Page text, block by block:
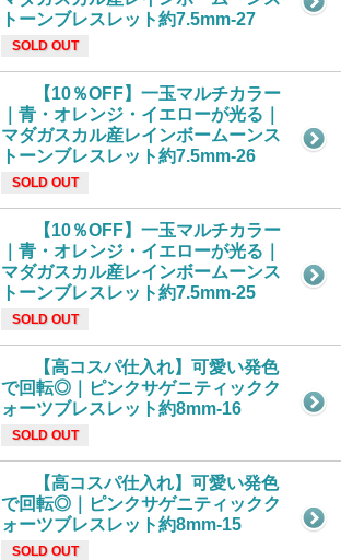
トーンブレスレット約7.5mm-27
SOLD OUT
【10％OFF】一玉マルチカラー
｜青・オレンジ・イエローが光る｜
マダガスカル産レインボームーンス
トーンブレスレット約7.5mm-26
SOLD OUT
【10％OFF】一玉マルチカラー
｜青・オレンジ・イエローが光る｜
マダガスカル産レインボームーンス
トーンブレスレット約7.5mm-25
SOLD OUT
【高コスパ仕入れ】可愛い発色
で回転◎｜ピンクサゲニティックク
ォーツブレスレット約8mm-16
SOLD OUT
【高コスパ仕入れ】可愛い発色
で回転◎｜ピンクサゲニティックク
ォーツブレスレット約8mm-15
SOLD OUT